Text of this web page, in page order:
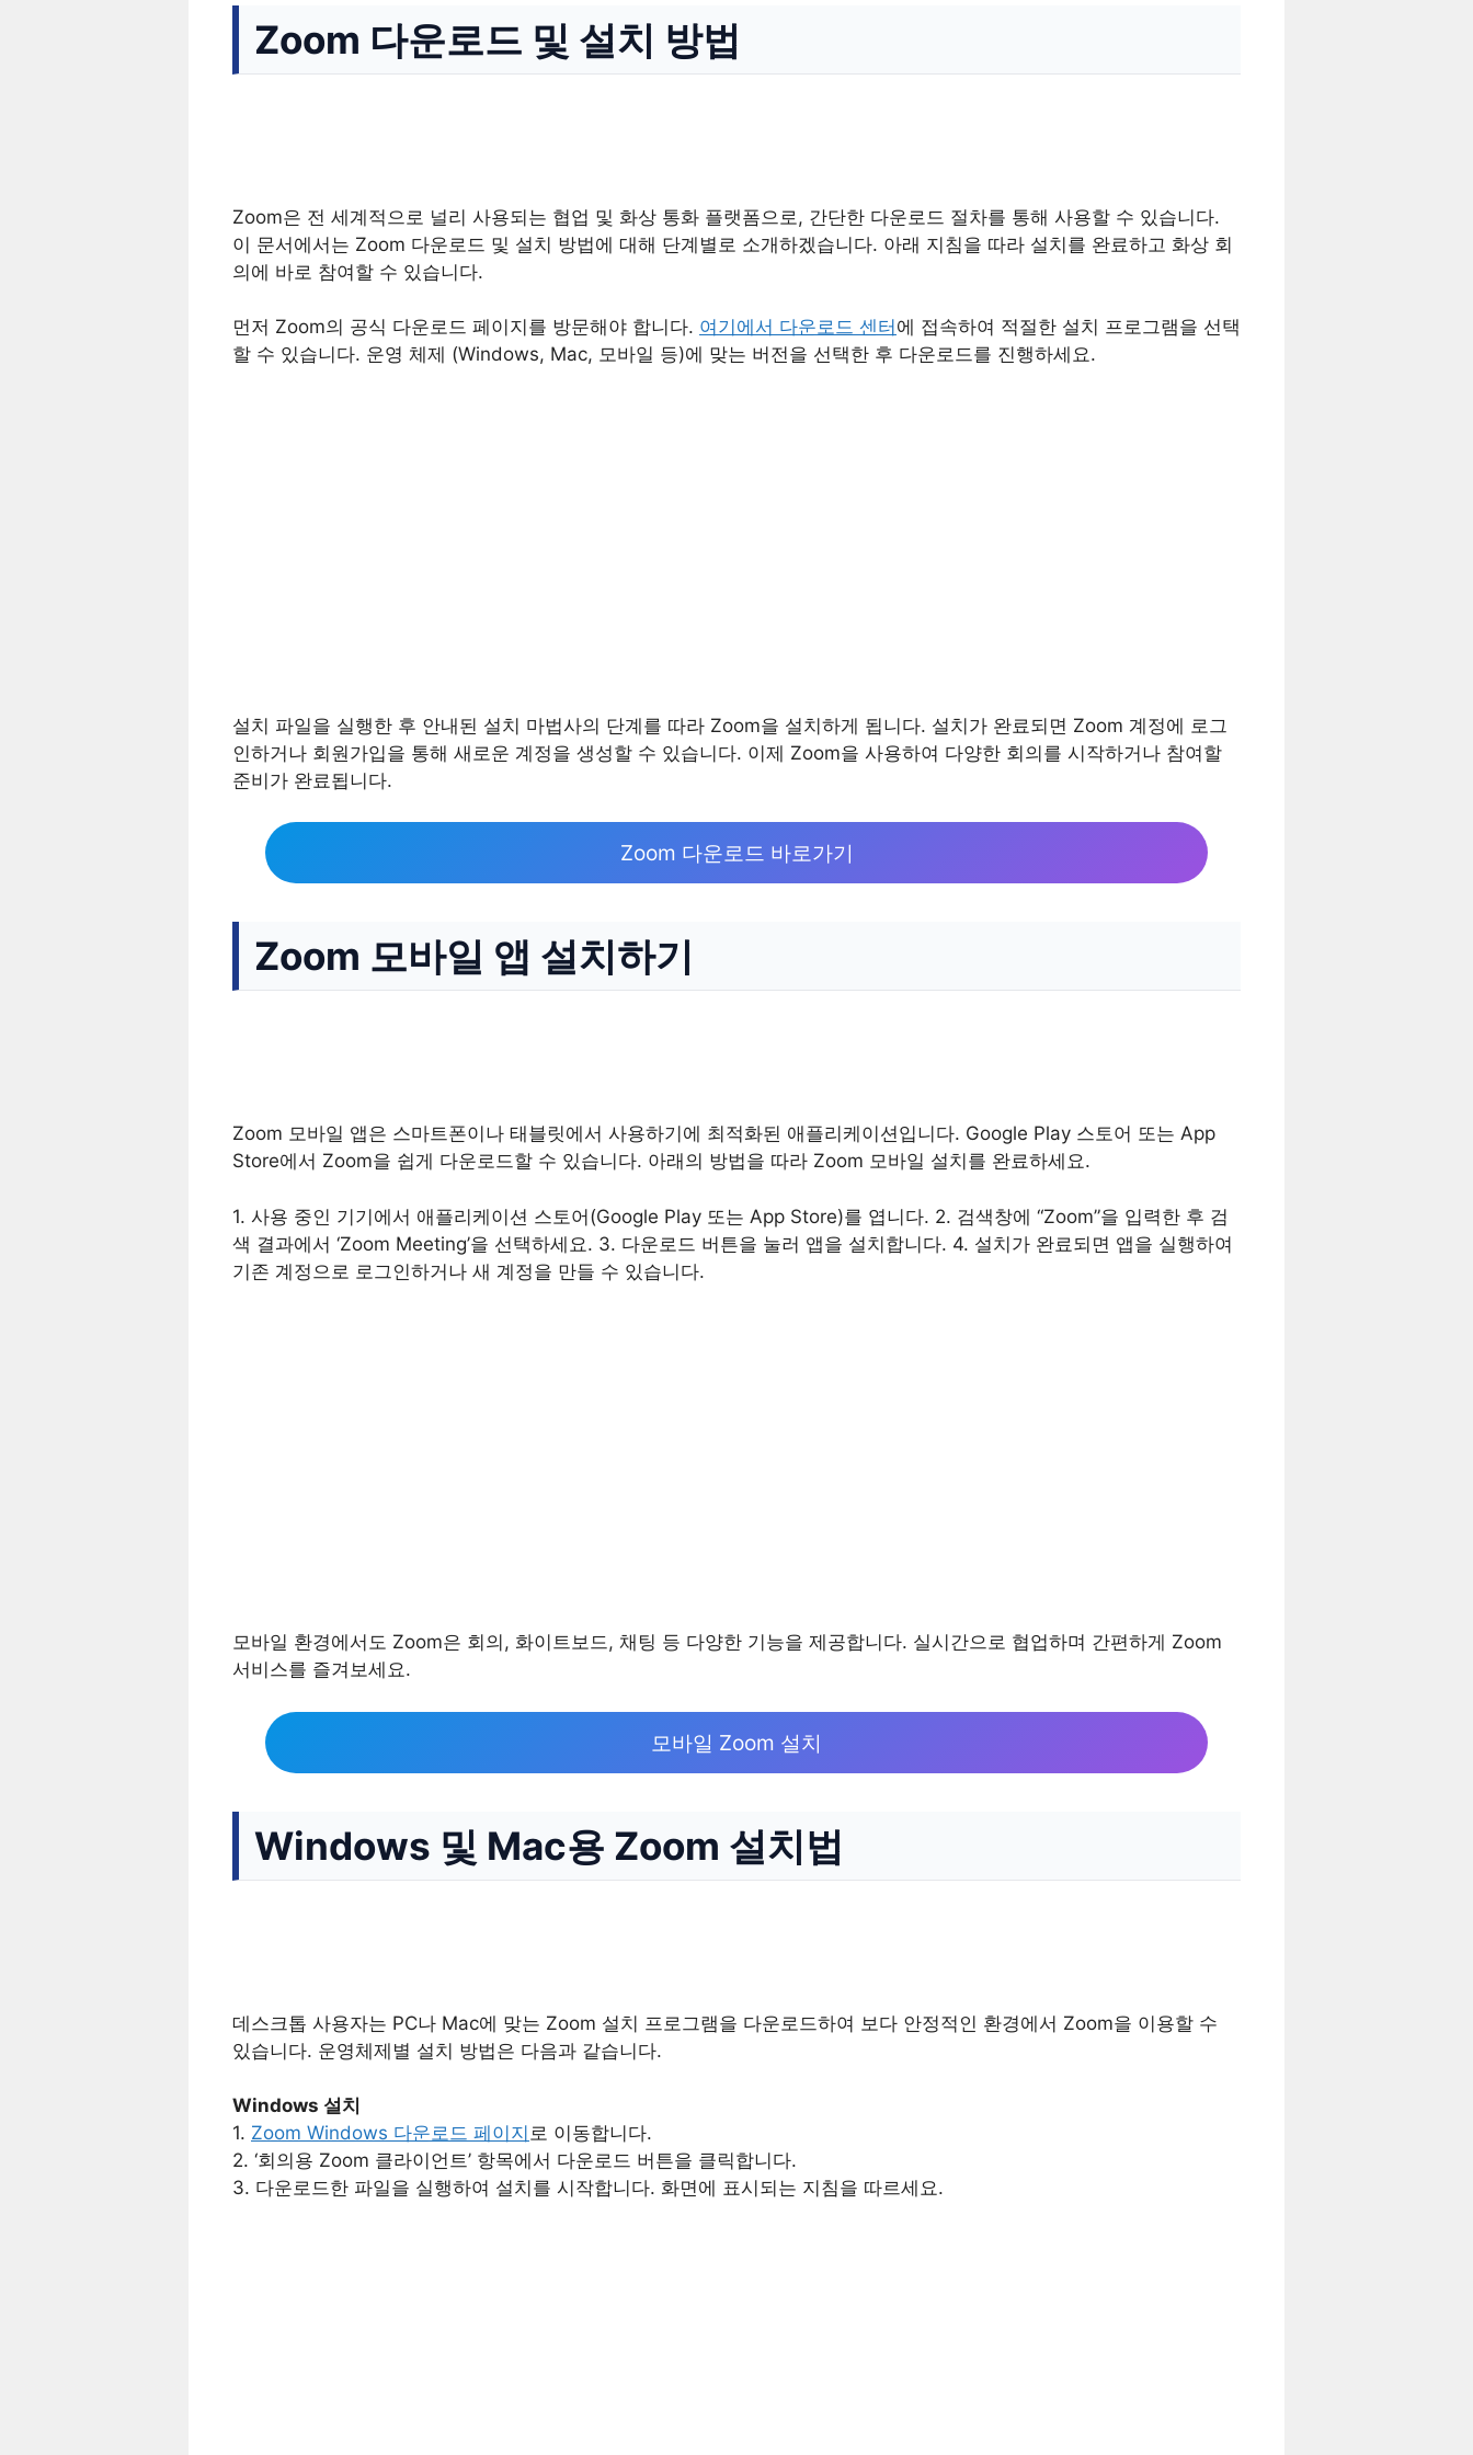
Zoom 다운로드 및 설치 방법
Zoom은 전 세계적으로 널리 사용되는 협업 및 화상 통화 플랫폼으로, 간단한 다운로드 절차를 통해 사용할 수 있습니다.
이 문서에서는 Zoom 다운로드 및 설치 방법에 대해 단계별로 소개하겠습니다. 아래 지침을 따라 설치를 완료하고 화상 회
의에 바로 참여할 수 있습니다.
먼저 Zoom의 공식 다운로드 페이지를 방문해야 합니다. 여기에서 다운로드 센터 에 접속하여 적절한 설치 프로그램을 선택
할 수 있습니다. 운영 체제 (Windows, Mac, 모바일 등)에 맞는 버전을 선택한 후 다운로드를 진행하세요.
설치 파일을 실행한 후 안내된 설치 마법사의 단계를 따라 Zoom을 설치하게 됩니다. 설치가 완료되면 Zoom 계정에 로그
인하거나 회원가입을 통해 새로운 계정을 생성할 수 있습니다. 이제 Zoom을 사용하여 다양한 회의를 시작하거나 참여할
준비가 완료됩니다.
Zoom 다운로드 바로가기
Zoom 모바일 앱 설치하기
Zoom 모바일 앱은 스마트폰이나 태블릿에서 사용하기에 최적화된 애플리케이션입니다. Google Play 스토어 또는 App
Store에서 Zoom을 쉽게 다운로드할 수 있습니다. 아래의 방법을 따라 Zoom 모바일 설치를 완료하세요.
1. 사용 중인 기기에서 애플리케이션 스토어(Google Play 또는 App Store)를 엽니다. 2. 검색창에 “Zoom”을 입력한 후 검
색 결과에서 ‘Zoom Meeting’을 선택하세요. 3. 다운로드 버튼을 눌러 앱을 설치합니다. 4. 설치가 완료되면 앱을 실행하여
기존 계정으로 로그인하거나 새 계정을 만들 수 있습니다.
모바일 환경에서도 Zoom은 회의, 화이트보드, 채팅 등 다양한 기능을 제공합니다. 실시간으로 협업하며 간편하게 Zoom
서비스를 즐겨보세요.
모바일 Zoom 설치
Windows 및 Mac용 Zoom 설치법
데스크톱 사용자는 PC나 Mac에 맞는 Zoom 설치 프로그램을 다운로드하여 보다 안정적인 환경에서 Zoom을 이용할 수
있습니다. 운영체제별 설치 방법은 다음과 같습니다.
Windows 설치
1. Zoom Windows 다운로드 페이지 로 이동합니다.
2. ‘회의용 Zoom 클라이언트’ 항목에서 다운로드 버튼을 클릭합니다.
3. 다운로드한 파일을 실행하여 설치를 시작합니다. 화면에 표시되는 지침을 따르세요.